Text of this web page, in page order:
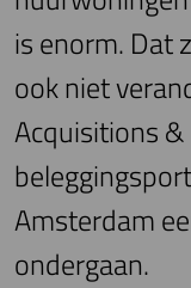
is enorm. Dat
ook niet
Acquisitions
Amsterdam
ondergaan.